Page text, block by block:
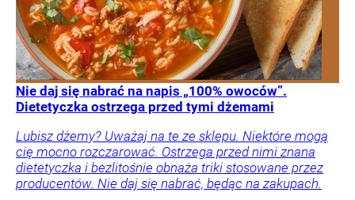
Nie daj się nabrać na napis „100% owoców”.
Dietetyczka ostrzega przed tymi dżemami
Lubisz dżemy? Uważaj na te ze sklepu. Niektóre mogą
cię mocno rozczarować. Ostrzega przed nimi znana
dietetyczka i bezlitośnie obnaża triki stosowane przez
producentów. Nie daj się nabrać, będąc na zakupach.